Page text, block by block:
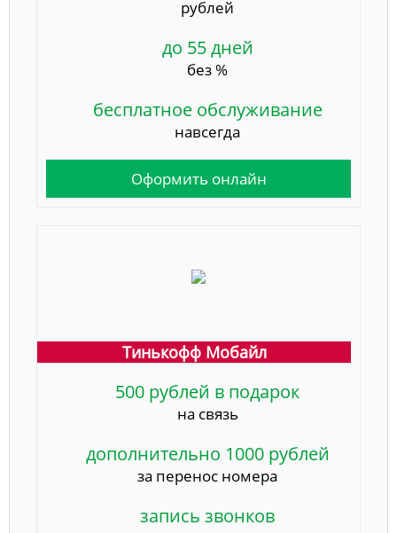
рублей
до 55 дней
без %
бесплатное обслуживание
навсегда
Оформить онлайн
Тинькофф Мобайл
500 рублей в подарок
на связь
дополнительно 1000 рублей
за перенос номера
запись звонков